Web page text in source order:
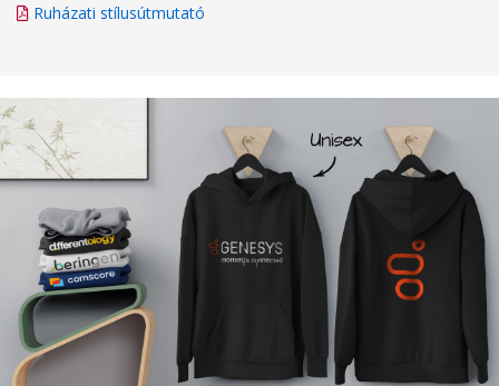
Ruházati stílusútmutató